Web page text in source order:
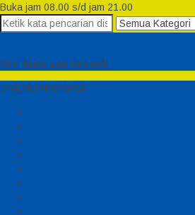
Buka jam 08.00 s/d jam 21.00
Min Haitsu Laa Yahtasib
MENU NAVIGASI